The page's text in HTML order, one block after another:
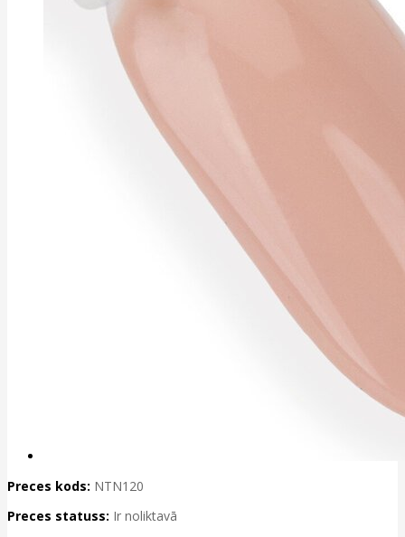
Preces kods: NTN120
Preces statuss: Ir noliktavā